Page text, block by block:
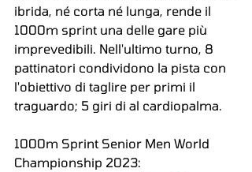
ibrida, né corta né lunga, rende il
1000m sprint una delle gare più
imprevedibili. Nell'ultimo turno, 8
pattinatori condividono la pista con
l'obiettivo di taglire per primi il
traguardo; 5 giri di al cardiopalma.
1000m Sprint Senior Men World
Championship 2023: